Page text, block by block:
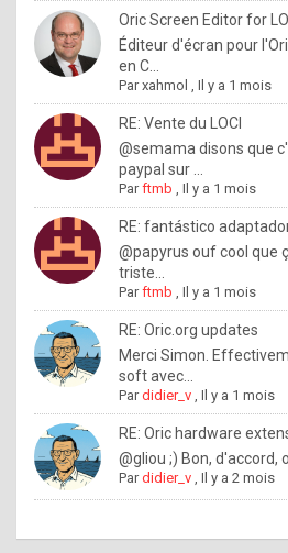
o
u
w
a
n
t
o
n
o
w
h
o
w
o
Oric Screen Editor for
Éditeur d'écran pour
en C...
Parxahmol ,Il y a 1 mois
RE: Vente du LOCI
@semama disons que
paypal sur ...
Parftmb ,Il y a 1 mois
RE: fantástico
@papyrus ouf cool que
triste...
Parftmb ,Il y a 1 mois
RE: Oric.org updates
Merci Simon.
soft avec...
Pardidier_v ,Il y a 1 mois
RE: Oric hardware
@gliou ;) Bon, d'accord,
Pardidier_v ,Il y a 2 mois